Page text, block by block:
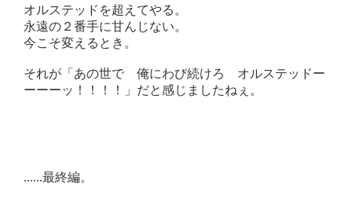
オルステッドを超えてやる。
永遠の２番手に甘んじない。
今こそ変えるとき。
それが「あの世で 俺にわび続けろ オルステッドー
ーーーッ！！！！」だと感じましたねぇ。
......最終編。